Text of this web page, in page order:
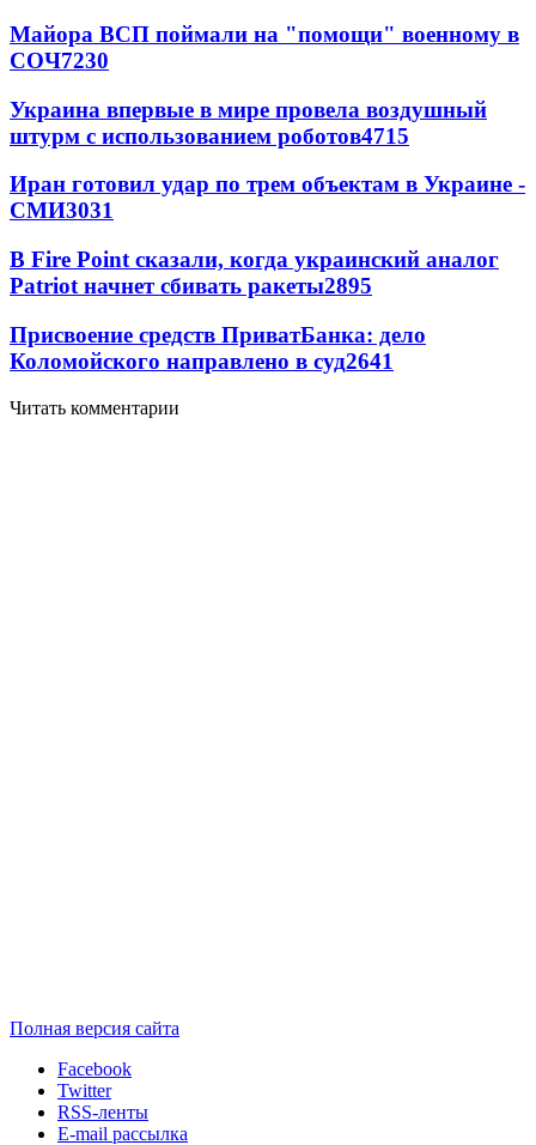
Майора ВСП поймали на "помощи" военному в
СОЧ7230
Украина впервые в мире провела воздушный
штурм с использованием роботов4715
Иран готовил удар по трем объектам в Украине -
СМИ3031
В Fire Point сказали, когда украинский аналог
Patriot начнет сбивать ракеты2895
Присвоение средств ПриватБанка: дело
Коломойского направлено в суд2641
Читать комментарии
Полная версия сайта
Facebook
Twitter
RSS-ленты
E-mail рассылка